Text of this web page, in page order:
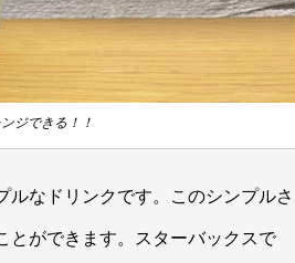
ジできる！！
なドリンクです。このシンプルさ
とができます。スターバックスで